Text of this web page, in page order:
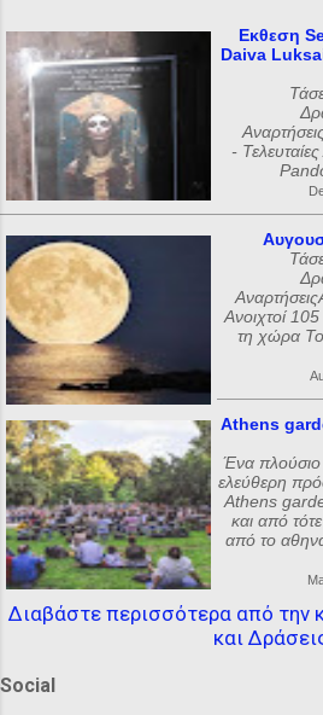
Εκθεση
Daiva
-
Ανοιχτοί
τη χώρα Το
Athens
Ένα
ελεύθερη
Athens
και από
από το
Διαβάστε περισσότερα από την
και
Social